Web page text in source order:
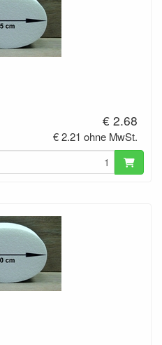
€ 2.68
€ 2.21 ohne MwSt.